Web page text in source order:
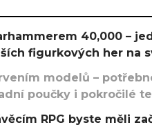
40,000 –
figurkových her na
modelů –
poučky i pokročilé
RPG byste měli